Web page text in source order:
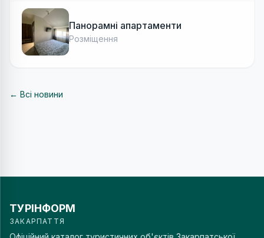
Панорамні апартаменти
Розміщення
← Всі новини
ТУРІНФОРМ
ЗАКАРПАТТЯ